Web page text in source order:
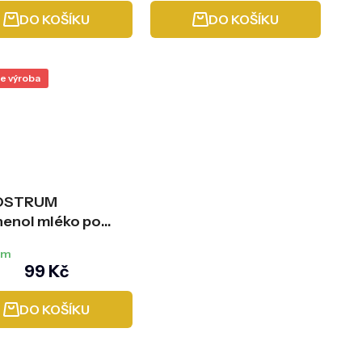
DO KOŠÍKU DO KOŠÍKU
výroba
mléko po
ZDARMA)
99 Kč
DO KOŠÍKU